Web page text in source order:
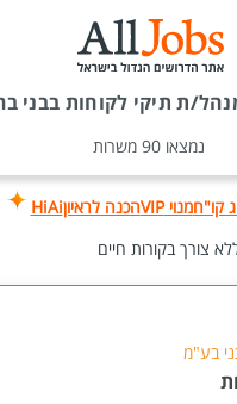
ת תיקי לקוחות בבני
נמצאו 90 משרות
קו"חמנוי VIP הכנה לראיוןHiAi
צורך בקורות חיים
בע"מ